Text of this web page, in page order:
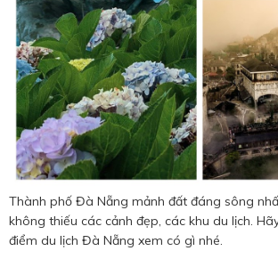
Thành phố Đà Nẵng mảnh đất đáng sông
không thiếu các cảnh đẹp, các khu du lịch.
điểm du lịch Đà Nẵng xem có gì nhé.